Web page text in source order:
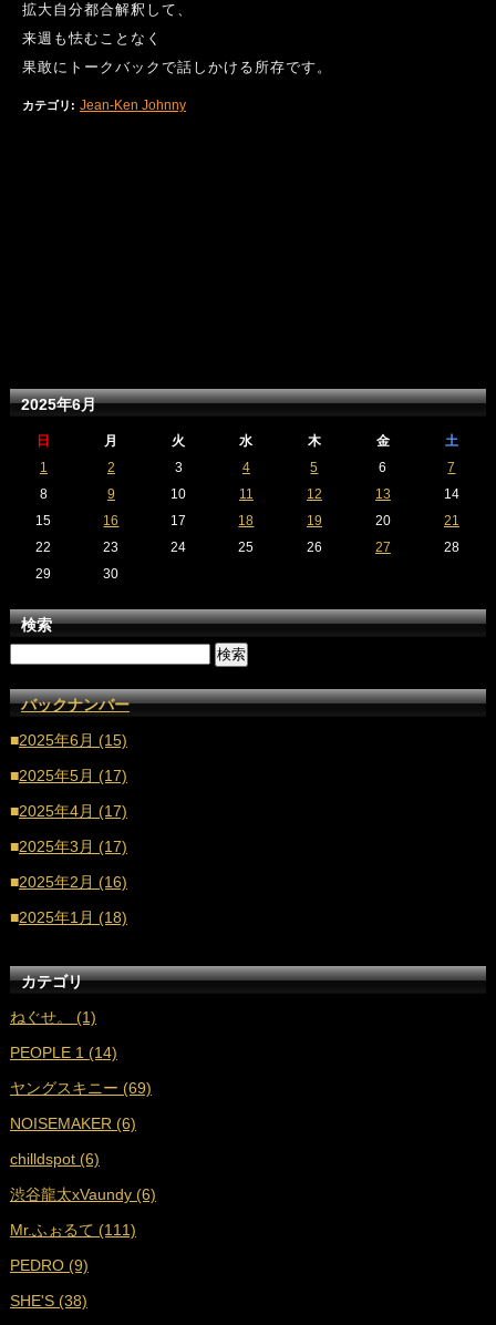
拡大自分都合解釈して、
来週も怯むことなく
果敢にトークバックで話しかける所存です。
カテゴリ : Jean-Ken Johnny
2025年6月
日 月 火 水 木 金
土
1
2 3 4 5 6
7
8
9 10 11 12 13
14
15
16 17 18 19 20
21
22
23 24 25 26 27
28
29
30
検索
バックナンバー
■2025年6月 (15)
■2025年5月 (17)
■2025年4月 (17)
■2025年3月 (17)
■2025年2月 (16)
■2025年1月 (18)
2024年11月 (17)
■2024年10月 (18)
■2024年9月 (19)
■2024年8月 (17)
■2024年7月 (18)
■2024年6月 (17)
■2024年5月 (18)
■2024年4月 (16)
■2024年3月 (17)
■2024年2月 (17)
カテゴリ
ねぐせ。 (1)
PEOPLE 1 (14)
ヤングスキニー (69)
NOISEMAKER (6)
chilldspot (6)
渋谷龍太xVaundy (6)
Mr.ふぉるて (111)
PEDRO (9)
SHE'S (38)